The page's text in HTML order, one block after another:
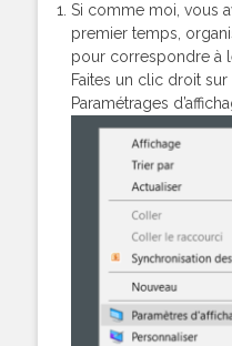
Si comme moi, vous
premier temps,
pour correspondre à
Faites un clic droit
Paramétrages